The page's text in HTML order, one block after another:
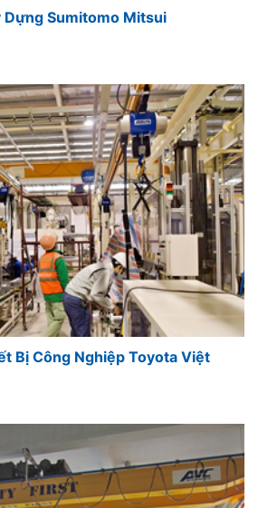
Dựng Sumitomo Mitsui
Bị Công Nghiệp Toyota Việt